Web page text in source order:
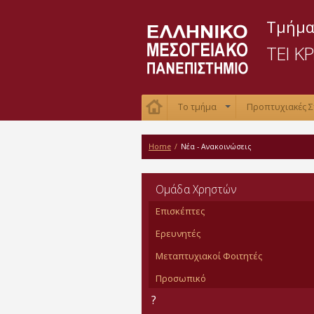
Τμήμα
ΤΕΙ
Το τμήμα Προπτυχιακές
Home / Νέα - Ανακοινώσεις
Oμάδα Χρηστών
Επισκέπτες
Ερευνητές
Μεταπτυχιακοί Φοιτητές
Προσωπικό
?